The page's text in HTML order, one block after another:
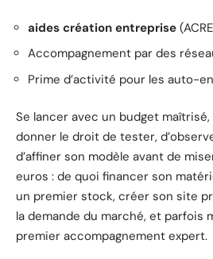
aides création entreprise
Accompagnement par des
Prime d’activité pour les auto-
Se lancer avec un budget maîtrisé,
donner le droit de tester,
d’affiner son modèle avant de
euros : de quoi financer son
un premier stock, créer son site
la demande du marché, et parfois
premier accompagnement expert.